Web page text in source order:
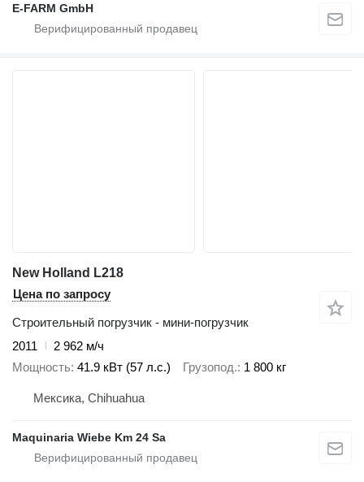
E-FARM GmbH
New Holland L218
Цена по запросу
Строительный погрузчик - мини-погрузчик
2011
2 962 м/ч
Мощность 41.9 кВт (57 л.с.) Грузопод. 1 800 кг
Мексика, Chihuahua
Maquinaria Wiebe Km 24 Sa